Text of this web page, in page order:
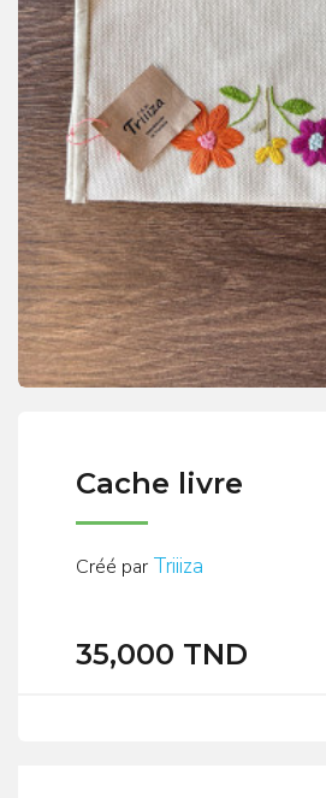
Cache livre
Créé par Triiiza
35,000 TND